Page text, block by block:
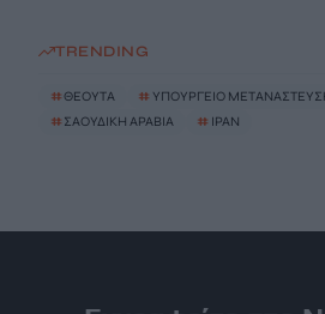
TRENDING
#ΘΕΟΥΤΑ # ΥΠΟΥΡΓΕΙΟ
# ΣΑΟΥΔΙΚΗ ΑΡΑΒΙΑ # ΙΡΑΝ